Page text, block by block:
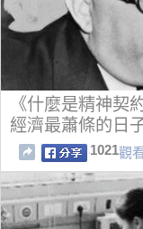
《什麼是精神契
經濟最蕭條的日
1021觀